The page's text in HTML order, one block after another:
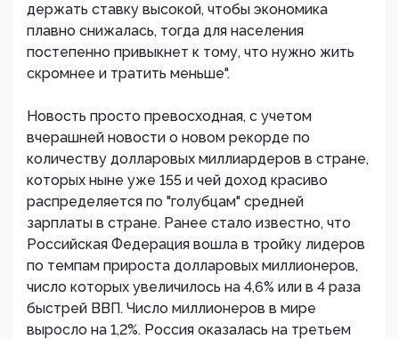
держать ставку высокой, чтобы экономика
плавно снижалась, тогда для населения
постепенно привыкнет к тому, что нужно жить
скромнее и тратить меньше".
Новость просто превосходная, с учетом
вчерашней новости о новом рекорде по
количеству долларовых миллиардеров в стране,
которых ныне уже 155 и чей доход красиво
распределяется по "голубцам" средней
зарплаты в стране. Ранее стало известно, что
Российская Федерация вошла в тройку лидеров
по темпам прироста долларовых миллионеров,
число которых увеличилось на 4,6% или в 4 раза
быстрей ВВП. Число миллионеров в мире
выросло на 1,2%. Россия оказалась на третьем